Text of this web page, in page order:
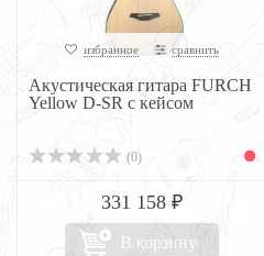
избранное сравнить
Акустическая гитара FURCH
Yellow D-SR с кейсом
(0)
331 158 ₽
В корзину